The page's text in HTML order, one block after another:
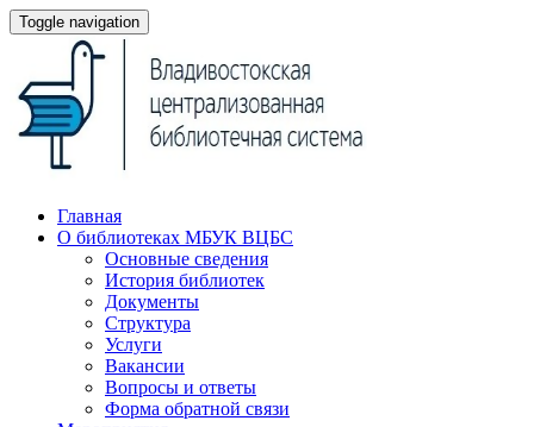
Toggle navigation
Главная
О библиотеках МБУК ВЦБС
Основные сведения
История библиотек
Документы
Структура
Услуги
Вакансии
Вопросы и ответы
Форма обратной связи